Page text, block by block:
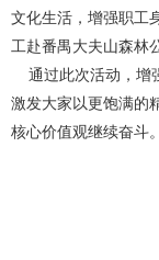
文化生活，增强职工
工赴番禺大夫山森林
通过此次活动，增
激发大家以更饱满的
核心价值观继续奋斗。